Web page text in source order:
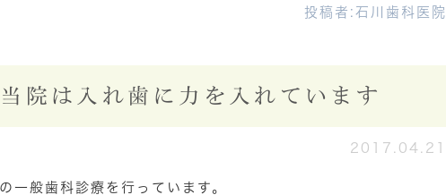
投稿者: 石川歯科医院
院は入れ歯に力を入れています
2017.04.21
一般歯科診療を行っています。